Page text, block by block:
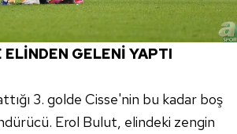
GELENİ YAPTI
3. golde Cisse'nin bu kadar boş
Erol Bulut, elindeki zengin